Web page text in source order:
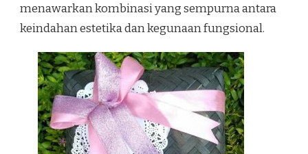
menawarkan kombinasi yang sempurna antara
keindahan estetika dan kegunaan fungsional.